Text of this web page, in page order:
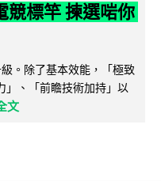
標竿 揀選啱你
。除了基本效能，「極致
」、「前瞻技術加持」以
文